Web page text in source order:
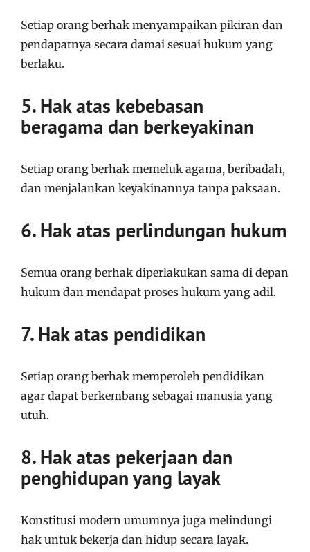
Setiap orang berhak menyampaikan pikiran dan
pendapatnya secara damai sesuai hukum yang
berlaku.
5. Hak atas kebebasan
beragama dan berkeyakinan
Setiap orang berhak memeluk agama, beribadah,
dan menjalankan keyakinannya tanpa paksaan.
6. Hak atas perlindungan hukum
Semua orang berhak diperlakukan sama di depan
hukum dan mendapat proses hukum yang adil.
7. Hak atas pendidikan
Setiap orang berhak memperoleh pendidikan
agar dapat berkembang sebagai manusia yang
utuh.
8. Hak atas pekerjaan dan
penghidupan yang layak
Konstitusi modern umumnya juga melindungi
hak untuk bekerja dan hidup secara layak.